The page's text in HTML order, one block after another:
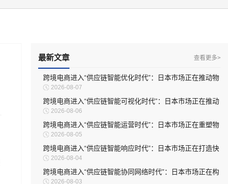
最新文章 查看更多>
跨境电商进入“供应链智能优化时代”：日本市场正在推动物
流体系深度升级
2026-08-07
跨境电商进入“供应链智能可视化时代”：日本市场正在推动
物流管理全面升级
2026-08-06
跨境电商进入“供应链智能运营时代”：日本市场正在重塑物
流服务模式
2026-08-05
跨境电商进入“供应链智能响应时代”：日本市场正在打造快
速适应型物流体系
2026-08-04
跨境电商进入“供应链智能协同网络时代”：日本市场正在构
2026-08-03